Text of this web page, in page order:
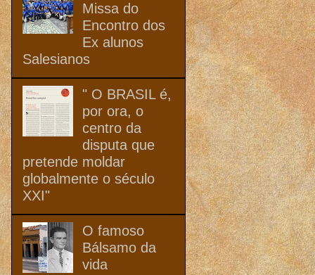
Missa do
Encontro dos
Ex alunos
Salesianos
" O BRASIL é,
por ora, o
centro da
disputa que
pretende moldar
globalmente o século
XXI"
O famoso
Bálsamo da
vida